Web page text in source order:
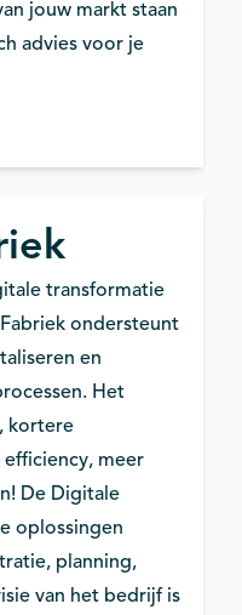
jouw markt staan
advies voor je
transformatie
ondersteunt
en
Het
kortere
meer
De Digitale
oplossingen
planning,
van het bedrijf is